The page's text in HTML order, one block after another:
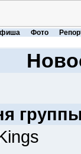
Фото